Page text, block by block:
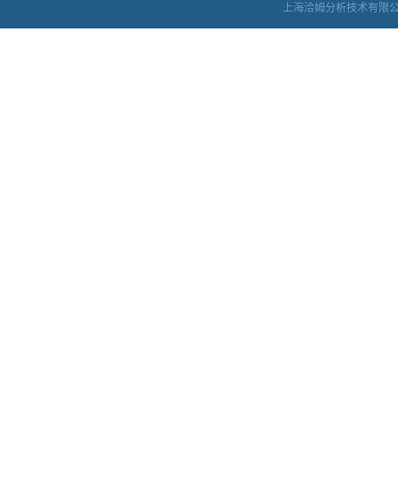
上海洽姆分析技术有限